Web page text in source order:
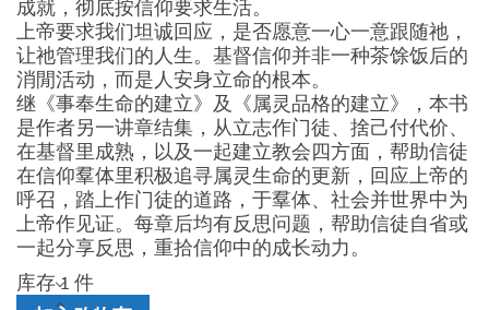
成就，彻底按信仰要求生活。
上帝要求我们坦诚回应，是否愿意一心一意跟随祂，
让祂管理我们的人生。基督信仰并非一种茶馀饭后的
消閒活动，而是人安身立命的根本。
继《事奉生命的建立》及《属灵品格的建立》，本书
是作者另一讲章结集，从立志作门徒、捨己付代价、
在基督里成熟，以及一起建立教会四方面，帮助信徒
在信仰羣体里积极追寻属灵生命的更新，回应上帝的
呼召，踏上作门徒的道路，于羣体、社会并世界中为
上帝作见证。每章后均有反思问题，帮助信徒自省或
一起分享反思，重拾信仰中的成长动力。
库存 1 件